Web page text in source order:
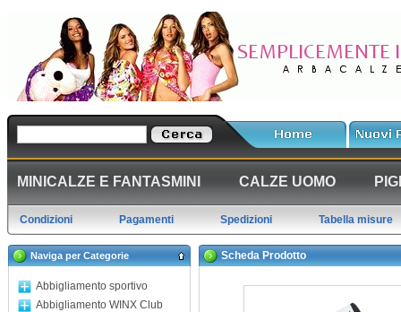
MINICALZE E FANTASMINI CALZE UOMO
Condizioni Pagamenti Spedizioni Tabella misure
Naviga per Categorie
Abbigliamento sportivo
Abbigliamento WINX Club
Scheda Prodotto